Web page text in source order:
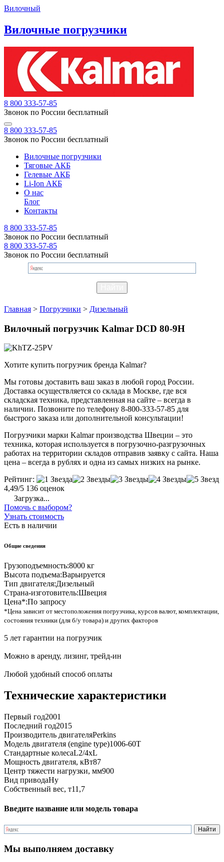
Вилочный
Вилочные погрузчики
8 800 333-57-85
Звонок по России бесплатный
8 800 333-57-85
Звонок по России бесплатный
Вилочные погрузчики
Тяговые АКБ
Гелевые АКБ
Li-Ion АКБ
О нас
Блог
Контакты
8 800 333-57-85
Звонок по России бесплатный
8 800 333-57-85
Звонок по России бесплатный
Главная > Погрузчики > Дизельный
Вилочный погрузчик Kalmar DCD 80-9H
Хотите купить погрузчик бренда Kalmar?
Мы готовы доставить ваш заказ в любой город России.
Доставка осуществляется со склада в Москве, где вся
складская техника, представленная на сайте – всегда в
наличии. Позвоните по телефону 8-800-333-57-85 для
быстрого заказа или дополнительной консультации!
Погрузчики марки Kalmar производства Швеции – это
техника, которая используется в погрузочно-разгрузочных
работах на территории складов отправив заявку с сайта. Наша
цена – всегда в рублях и одна из самых низких на рынке.
Рейтинг:
4,49/5 136 оценок
Загрузка...
Помочь с выбором?
Узнать стоимость
Есть в наличии
Общие сведения
Грузоподъемность:8000 кг
Высота подъема:Варьируется
Тип двигателя:Дизельный
Страна-изготовитель:Швеция
Цена*:По запросу
*Цена зависит от местоположения погрузчика, курсов валют, комплектации,
состояния техники (для б/у товара) и других факторов
5 лет гарантии на погрузчик
Можно в аренду, лизинг, трейд-ин
Любой удобный способ оплаты
Технические характеристики
Первый год2001
Последний год2015
Производитель двигателяPerkins
Модель двигателя (engine type)1006-60T
Стандартные колесаL2/4xL
Мощность двигателя, кВт87
Центр тяжести нагрузки, мм900
Вид приводаHy
Собственный вес, т11,7
Введите название или модель товара
Мы выполняем доставку